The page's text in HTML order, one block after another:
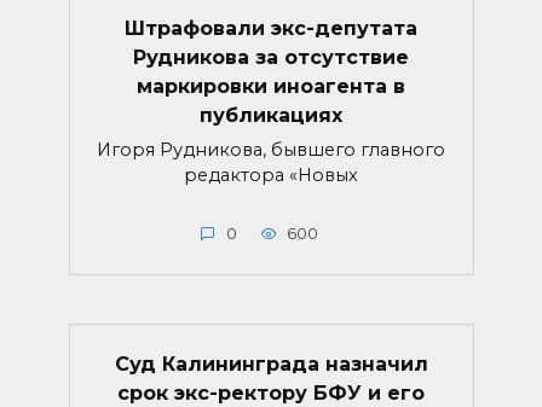
Штрафовали экс-депутата
Рудникова за отсутствие
маркировки иноагента в
публикациях
Игоря Рудникова, бывшего главного
редактора «Новых
0 600
Суд Калининграда назначил
срок экс-ректору БФУ и его